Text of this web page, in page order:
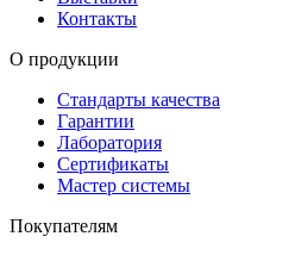
Контакты
О продукции
Стандарты качества
Гарантии
Лаборатория
Сертификаты
Мастер системы
Покупателям